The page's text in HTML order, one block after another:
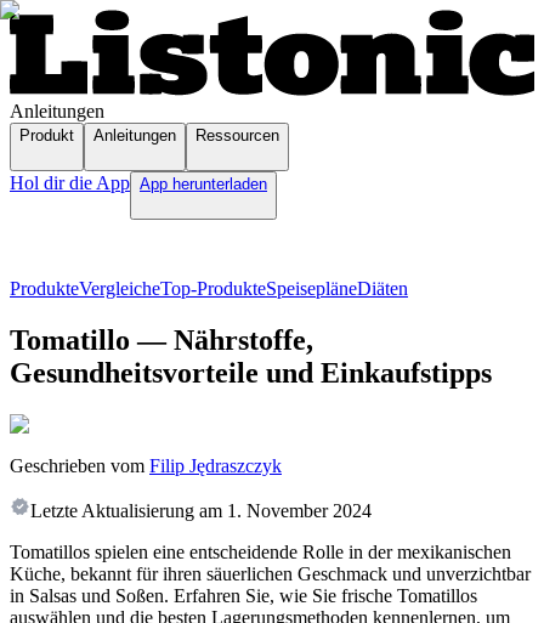
Anleitungen
Produkt Anleitungen Ressourcen
Hol dir die App App herunterladen
ProdukteVergleicheTop-ProdukteSpeisepläneDiäten
Tomatillo — Nährstoffe,
Gesundheitsvorteile und Einkaufstipps
Geschrieben vom Filip Jędraszczyk
Letzte Aktualisierung am 1. November 2024
Tomatillos spielen eine entscheidende Rolle in der mexikanischen
Küche, bekannt für ihren säuerlichen Geschmack und unverzichtbar
in Salsas und Soßen. Erfahren Sie, wie Sie frische Tomatillos
auswählen und die besten Lagerungsmethoden kennenlernen, um